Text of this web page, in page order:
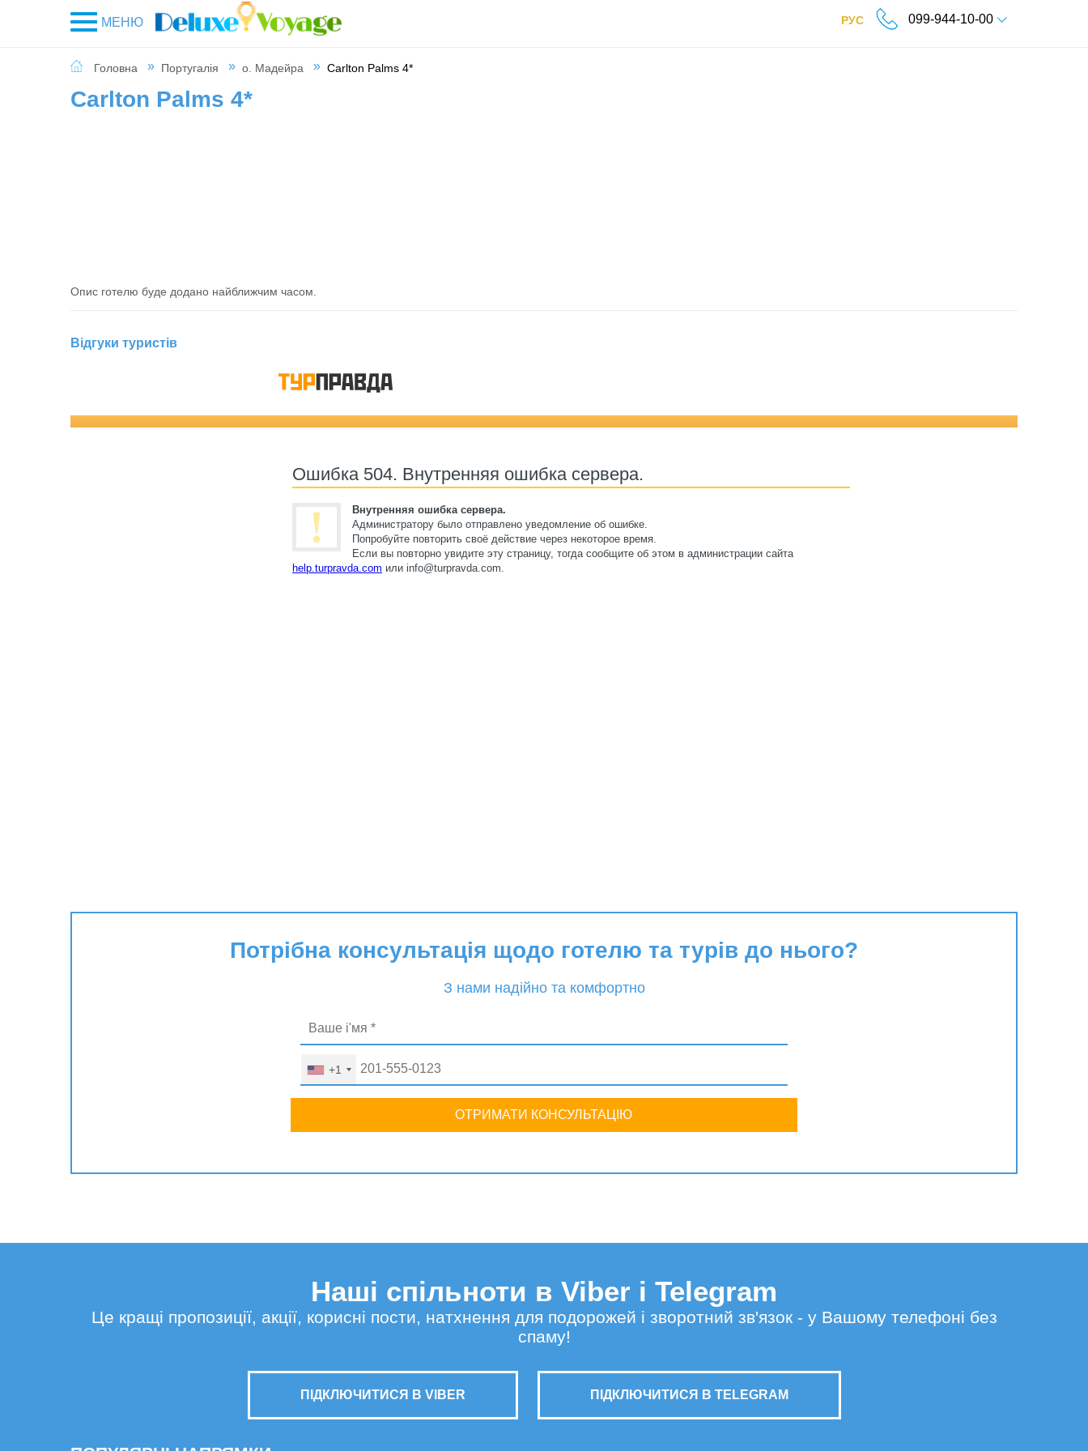
МЕНЮ 099-944-10-00
РУС
Головна Португалія о. Мадейра Carlton Palms 4*
Carlton Palms 4*
Опис готелю буде додано найближчим часом.
Відгуки туристів
Потрібна консультація щодо готелю та турів до нього?
З нами надійно та комфортно
+1
ОТРИМАТИ КОНСУЛЬТАЦІЮ
Наші спільноти в Viber і Telegram
Це кращі пропозиції, акції, корисні пости, натхнення для подорожей і зворотний зв'язок - у Вашому телефоні без
спаму!
ПІДКЛЮЧИТИСЯ В VIBER ПІДКЛЮЧИТИСЯ В TELEGRAM